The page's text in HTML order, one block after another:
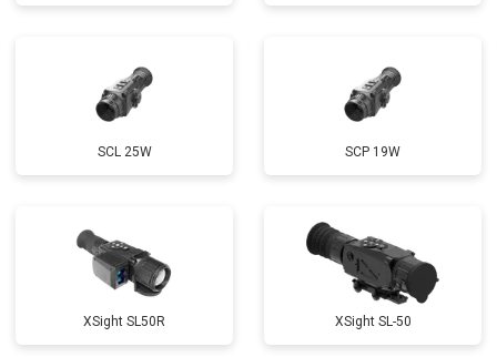
SCL 25W SCP 19W
ХSight SL50R XSight SL-50